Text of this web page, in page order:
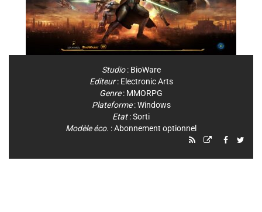
Studio: BioWare
Editeur: Electronic Arts
Genre: MMORPG
Plateforme:Windows
Etat: Sorti
Modèle éco. : Abonnement optionnel